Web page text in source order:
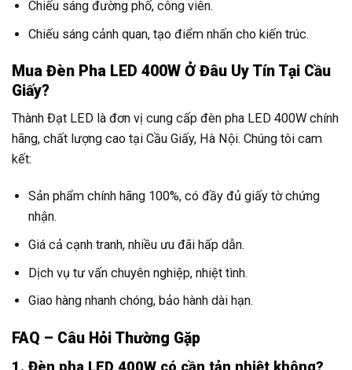
Chiếu sáng đường phố, công viên.
Chiếu sáng cảnh quan, tạo điểm nhấn cho kiến trúc.
Mua Đèn Pha LED 400W Ở Đâu Uy Tín Tại Cầu
Giấy?
Thành Đạt LED là đơn vị cung cấp đèn pha LED 400W chính
hãng, chất lượng cao tại Cầu Giấy, Hà Nội. Chúng tôi cam
kết:
Sản phẩm chính hãng 100%, có đầy đủ giấy tờ chứng
nhận.
Giá cả cạnh tranh, nhiều ưu đãi hấp dẫn.
Dịch vụ tư vấn chuyên nghiệp, nhiệt tình.
Giao hàng nhanh chóng, bảo hành dài hạn.
FAQ – Câu Hỏi Thường Gặp